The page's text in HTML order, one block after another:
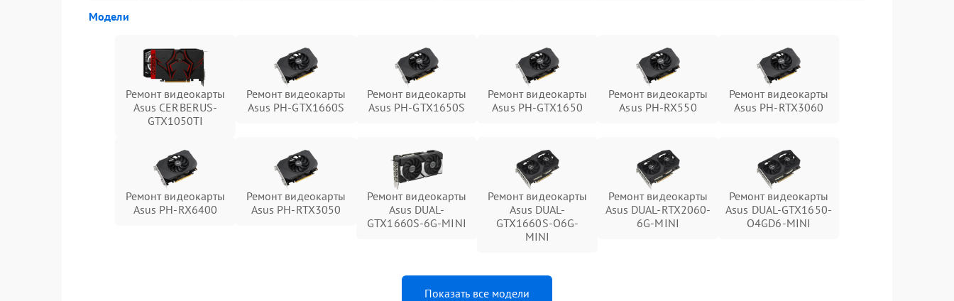
Модели
Ремонт видеокарты
Asus CERBERUS-
GTX1050TI
Ремонт видеокарты
Asus PH-GTX1660S
Ремонт видеокарты
Asus PH-GTX1650S
Ремонт видеокарты
Asus PH-GTX1650
Ремонт видеокарты
Asus PH-RX550
Ремонт видеокарты
Asus PH-RTX3060
Ремонт видеокарты
Asus PH-RX6400
Ремонт видеокарты
Asus PH-RTX3050
Ремонт видеокарты
Asus DUAL-
GTX1660S-6G-MINI
Ремонт видеокарты
Asus DUAL-
GTX1660S-O6G-
MINI
Ремонт видеокарты
Asus DUAL-RTX2060-
6G-MINI
Ремонт видеокарты
Asus DUAL-GTX1650-
O4GD6-MINI
Показать все модели